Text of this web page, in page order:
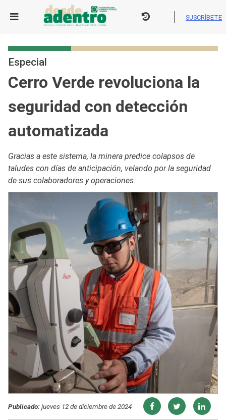
SUSCRÍBETE
Especial
Cerro Verde revoluciona la
seguridad con detección
automatizada
Gracias a este sistema, la minera predice colapsos de
taludes con días de anticipación, velando por la seguridad
de sus colaboradores y operaciones.
Publicado:jueves 12 de diciembre de 2024